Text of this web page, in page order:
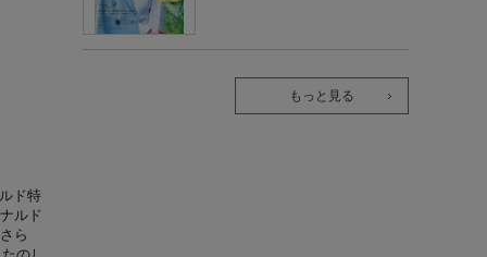
ド特
ルド
ら
もっと見る